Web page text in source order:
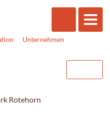
Unternehmen
Rotehorn